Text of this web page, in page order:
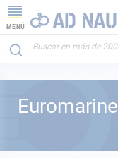
MENÚ
Euromarine